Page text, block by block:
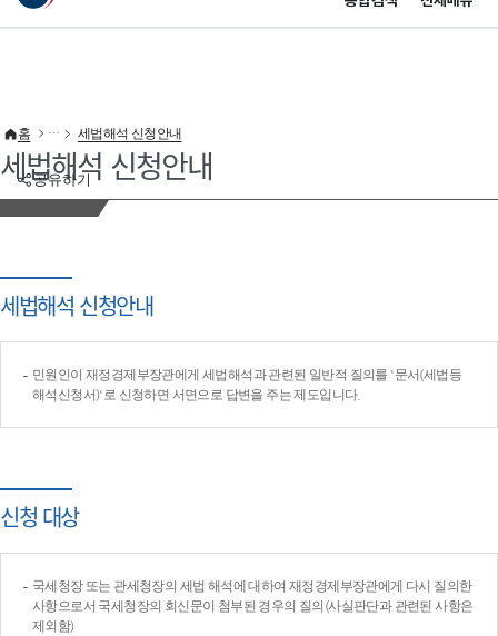
이 누리집은 대한민국 공식 전자정부 누리집입니다.
공유하기
홈 세법해석 신청안내
세법해석 신청안내
세법해석 신청안내
민원인이 재정경제부장관에게 세법해석과 관련된 일반적 질의를 '문서(세법등
해석신청서)'로 신청하면 서면으로 답변을 주는 제도입니다.
신청 대상
국세청장 또는 관세청장의 세법 해석에 대하여 재정경제부장관에게 다시 질의한
사항으로서 국세청장의 회신문이 첨부된 경우의 질의(사실판단과 관련된 사항은
제외함)